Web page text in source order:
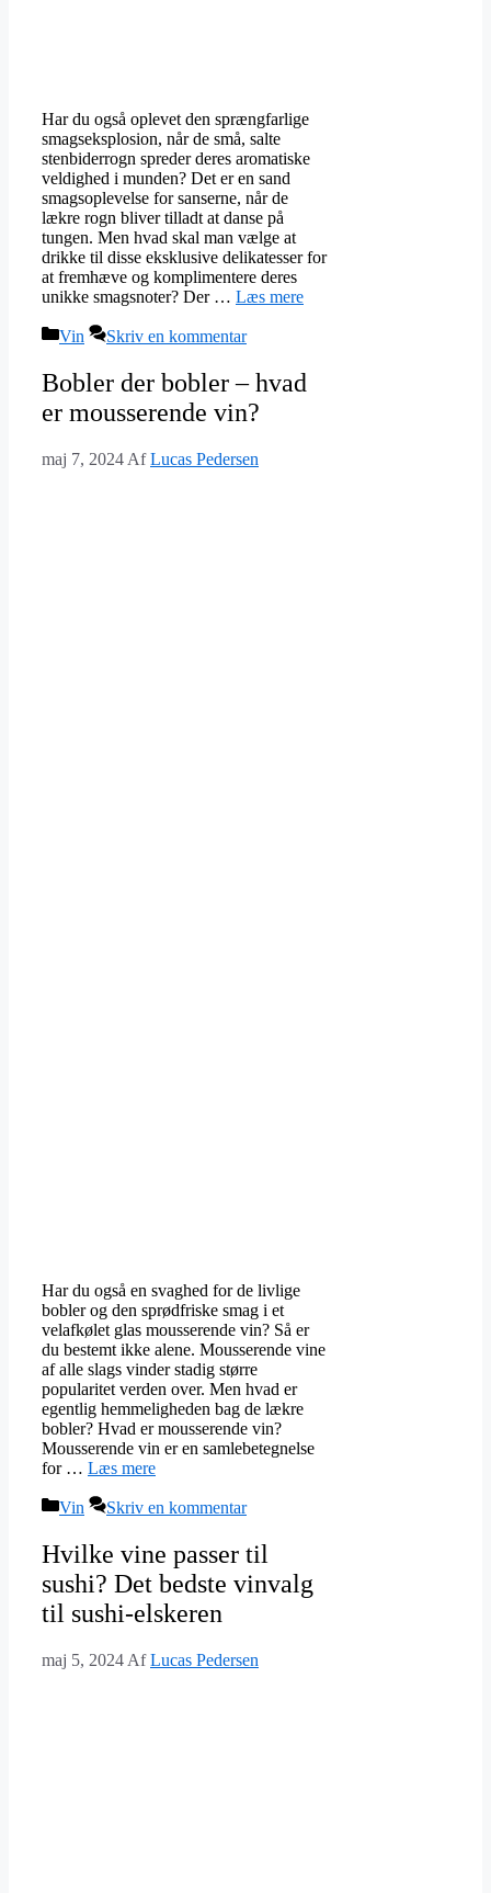
Har du også oplevet den sprængfarlige
smagseksplosion, når de små, salte
stenbiderrogn spreder deres aromatiske
veldighed i munden? Det er en sand
smagsoplevelse for sanserne, når de
lækre rogn bliver tilladt at danse på
tungen. Men hvad skal man vælge at
drikke til disse eksklusive delikatesser for
at fremhæve og komplimentere deres
unikke smagsnoter? Der … Læs mere
Kategorier
Vin Skriv en kommentar
Bobler der bobler – hvad
er mousserende vin?
maj 7, 2024 AfLucas Pedersen
Har du også en svaghed for de livlige
bobler og den sprødfriske smag i et
velafkølet glas mousserende vin? Så er
du bestemt ikke alene. Mousserende vine
af alle slags vinder stadig større
popularitet verden over. Men hvad er
egentlig hemmeligheden bag de lækre
bobler? Hvad er mousserende vin?
Mousserende vin er en samlebetegnelse
for … Læs mere
Kategorier
Vin Skriv en kommentar
Hvilke vine passer til
sushi? Det bedste vinvalg
til sushi-elskeren
maj 5, 2024 AfLucas Pedersen